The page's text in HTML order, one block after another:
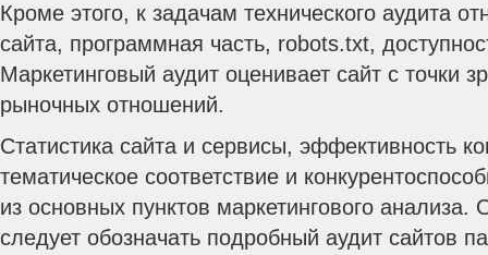
Кроме этого, к задачам технического аудита
сайта, программная часть, robots.txt,
Маркетинговый аудит оценивает сайт с точки
рыночных отношений.
Статистика сайта и сервисы, эффективность
тематическое соответствие и
из основных пунктов маркетингового анализа.
следует обозначать подробный аудит сайтов